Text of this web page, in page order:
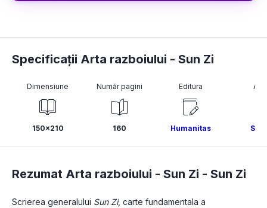
Specificații Arta razboiului - Sun Zi
Dimensiune
150x210
Număr pagini
160
Editura
Humanitas Sun
Rezumat Arta razboiului - Sun Zi - Sun Zi
Scrierea generalului Sun Zi, carte fundamentala a